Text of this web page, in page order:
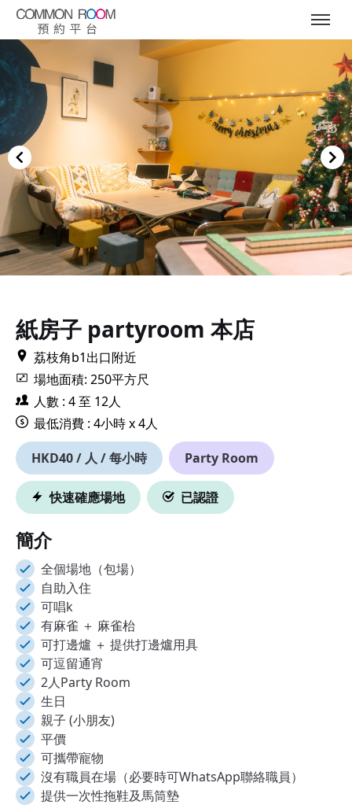
紙房子 partyroom 本店
荔枝角b1出口附近
場地面積: 250平方尺
人數 : 4 至 12人
最低消費 : 4小時 x 4人
HKD40 / 人 / 每小時
Party Room
快速確應場地 已認證
簡介
全個場地（包場）
自助入住
可唱k
有麻雀 ＋ 麻雀枱
可打邊爐 ＋ 提供打邊爐用具
可逗留通宵
2人Party Room
生日
親子 (小朋友)
平價
可攜帶寵物
沒有職員在場（必要時可WhatsApp聯絡職員）
提供一次性拖鞋及馬筒墊